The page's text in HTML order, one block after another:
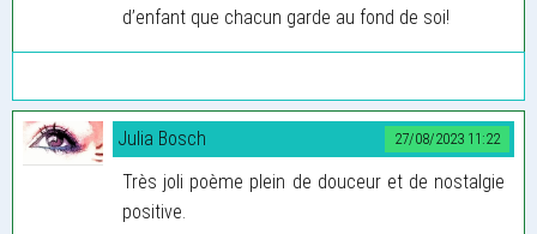
d’enfant que chacun garde au fond de soi!
27/08/2023 11:22
Julia Bosch
Très joli poème plein de douceur et de nostalgie
positive.